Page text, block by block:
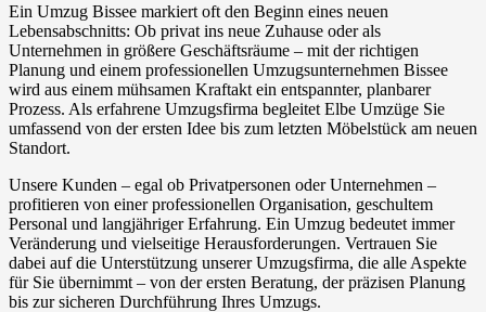
Ein Umzug Bissee markiert oft den Beginn eines neuen
Lebensabschnitts: Ob privat ins neue Zuhause oder als
Unternehmen in größere Geschäftsräume – mit der richtigen
Planung und einem professionellen Umzugsunternehmen Bissee
wird aus einem mühsamen Kraftakt ein entspannter, planbarer
Prozess. Als erfahrene Umzugsfirma begleitet Elbe Umzüge Sie
umfassend von der ersten Idee bis zum letzten Möbelstück am neuen
Standort.
Unsere Kunden – egal ob Privatpersonen oder Unternehmen –
profitieren von einer professionellen Organisation, geschultem
Personal und langjähriger Erfahrung. Ein Umzug bedeutet immer
Veränderung und vielseitige Herausforderungen. Vertrauen Sie
dabei auf die Unterstützung unserer Umzugsfirma, die alle Aspekte
für Sie übernimmt – von der ersten Beratung, der präzisen Planung
bis zur sicheren Durchführung Ihres Umzugs.